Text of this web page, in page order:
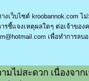
เว็บไซต์ kroobannok.com ไ
ชี้แจงเหตุผลใดๆ ต่อเจ้าของ
เพื่อทำการลบ
มไม่สะดวก เนื่องจาก